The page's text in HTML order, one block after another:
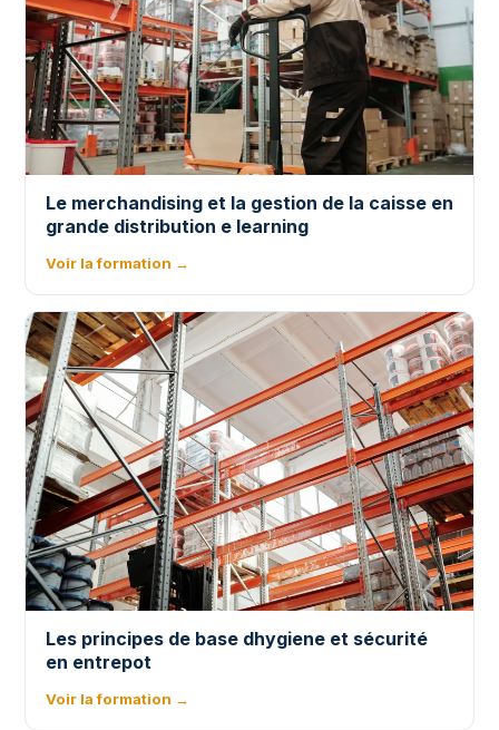
Le merchandising et la gestion de la caisse en
grande distribution e learning
Voir la formation →
Les principes de base dhygiene et sécurité
en entrepot
Voir la formation →